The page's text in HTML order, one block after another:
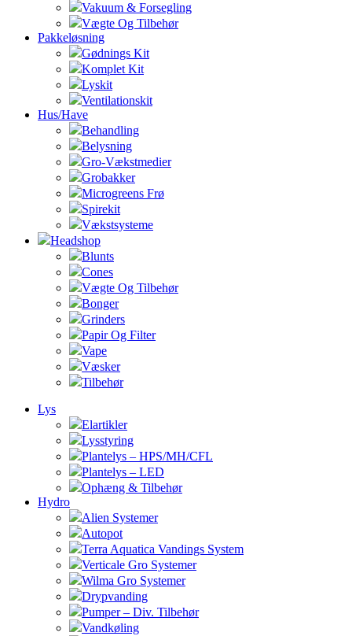
Vakuum & Forsegling
Vægte Og Tilbehør
Pakkeløsning
Gødnings Kit
Komplet Kit
Lyskit
Ventilationskit
Hus/Have
Behandling
Belysning
Gro-Vækstmedier
Grobakker
Microgreens Frø
Spirekit
Vækstsysteme
Headshop
Blunts
Cones
Vægte Og Tilbehør
Bonger
Grinders
Papir Og Filter
Vape
Væsker
Tilbehør
Lys
Elartikler
Lysstyring
Plantelys – HPS/MH/CFL
Plantelys – LED
Ophæng & Tilbehør
Hydro
Alien Systemer
Autopot
Terra Aquatica Vandings System
Verticale Gro Systemer
Wilma Gro Systemer
Drypvanding
Pumper – Div. Tilbehør
Vandkøling